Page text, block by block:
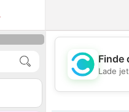
Finde
Lade